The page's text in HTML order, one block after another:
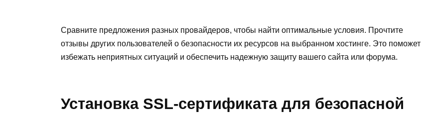
Сравните предложения разных провайдеров, чтобы найти оптимальные условия. Прочтите
отзывы других пользователей о безопасности их ресурсов на выбранном хостинге. Это поможет
избежать неприятных ситуаций и обеспечить надежную защиту вашего сайта или форума.
Установка SSL-сертификата для безопасной